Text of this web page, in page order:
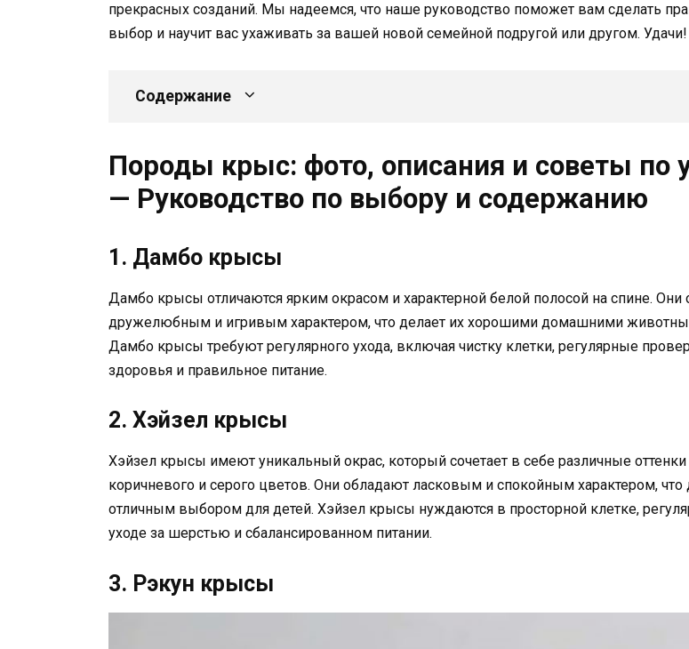
прекрасных созданий. Мы надеемся, что наше руководство поможет вам сделать
выбор и научит вас ухаживать за вашей новой семейной подругой или другом. Удачи!
Содержание
Породы крыс: фото, описания и советы по
— Руководство по выбору и содержанию
1. Дамбо крысы
Дамбо крысы отличаются ярким окрасом и характерной белой полосой на спине. Они
дружелюбным и игривым характером, что делает их хорошими домашними
Дамбо крысы требуют регулярного ухода, включая чистку клетки, регулярные
здоровья и правильное питание.
2. Хэйзел крысы
Хэйзел крысы имеют уникальный окрас, который сочетает в себе различные оттенки
коричневого и серого цветов. Они обладают ласковым и спокойным характером, что
отличным выбором для детей. Хэйзел крысы нуждаются в просторной клетке,
уходе за шерстью и сбалансированном питании.
3. Рэкун крысы